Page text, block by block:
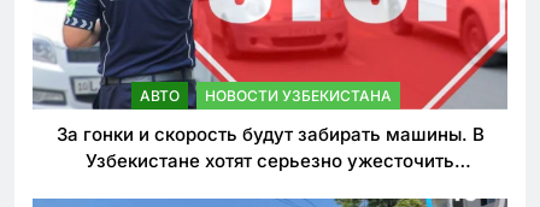
АВТО НОВОСТИ УЗБЕКИСТАНА
За гонки и скорость будут забирать машины. В
Узбекистане хотят серьезно ужесточить